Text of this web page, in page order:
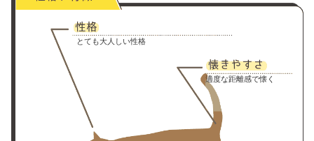
とても大人しい性格
適度な距離感で懐く